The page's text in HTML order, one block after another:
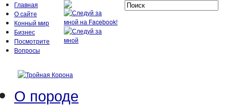
Главная
О сайте
Конный мир
Бизнес
Посмотрите
Вопросы
О породе